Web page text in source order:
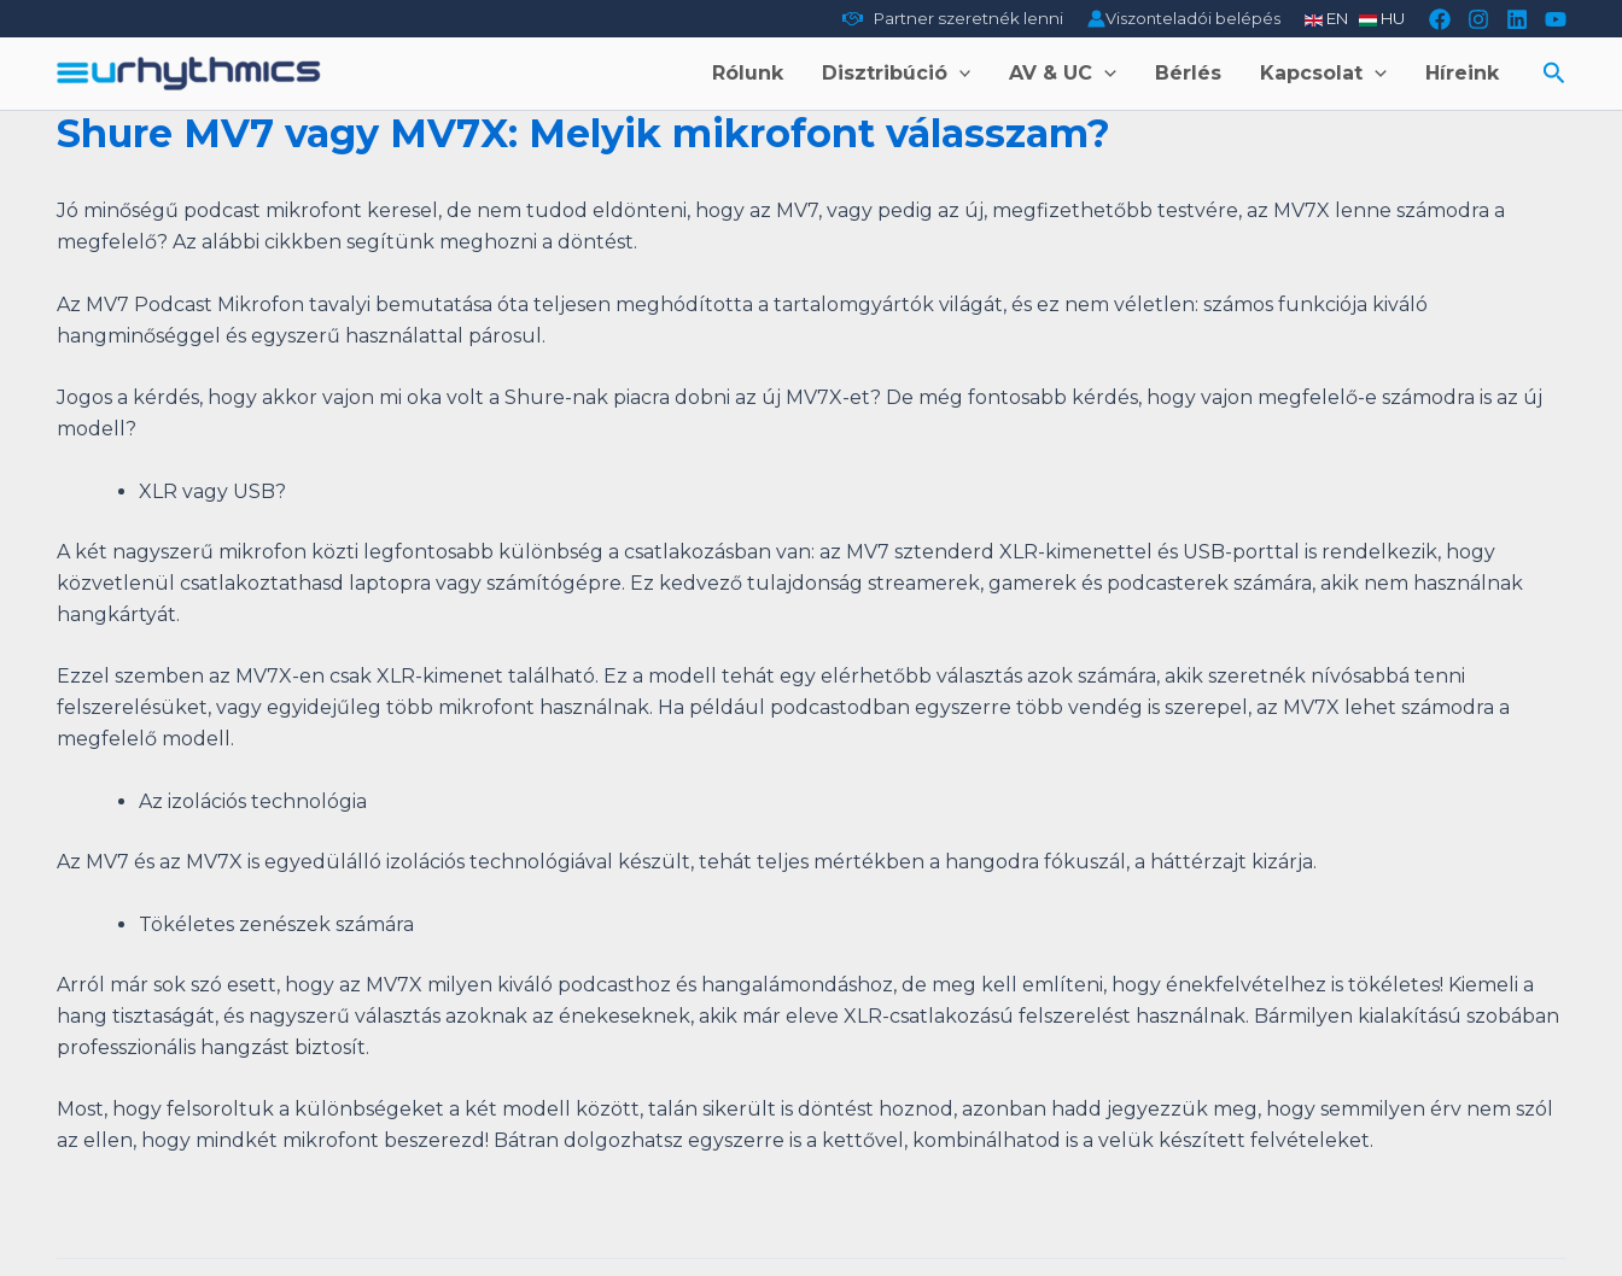
to
content
Partner szeretnék lenni Viszonteladói belépés EN HU
Rólunk Disztribúció AV & UC Bérlés Kapcsolat Híreink Search
Shure MV7 vagy MV7X: Melyik mikrofont válasszam?
Jó minőségű podcast mikrofont keresel, de nem tudod eldönteni, hogy az MV7, vagy pedig az új, megfizethetőbb testvére, az MV7X lenne számodra a
megfelelő? Az alábbi cikkben segítünk meghozni a döntést.
Az MV7 Podcast Mikrofon tavalyi bemutatása óta teljesen meghódította a tartalomgyártók világát, és ez nem véletlen: számos funkciója kiváló
hangminőséggel és egyszerű használattal párosul.
Jogos a kérdés, hogy akkor vajon mi oka volt a Shure-nak piacra dobni az új MV7X-et? De még fontosabb kérdés, hogy vajon megfelelő-e számodra is az új
modell?
XLR vagy USB?
A két nagyszerű mikrofon közti legfontosabb különbség a csatlakozásban van: az MV7 sztenderd XLR-kimenettel és USB-porttal is rendelkezik, hogy
közvetlenül csatlakoztathasd laptopra vagy számítógépre. Ez kedvező tulajdonság streamerek, gamerek és podcasterek számára, akik nem használnak
hangkártyát.
Ezzel szemben az MV7X-en csak XLR-kimenet található. Ez a modell tehát egy elérhetőbb választás azok számára, akik szeretnék nívósabbá tenni
felszerelésüket, vagy egyidejűleg több mikrofont használnak. Ha például podcastodban egyszerre több vendég is szerepel, az MV7X lehet számodra a
megfelelő modell.
Az izolációs technológia
Az MV7 és az MV7X is egyedülálló izolációs technológiával készült, tehát teljes mértékben a hangodra fókuszál, a háttérzajt kizárja.
Tökéletes zenészek számára
Arról már sok szó esett, hogy az MV7X milyen kiváló podcasthoz és hangalámondáshoz, de meg kell említeni, hogy énekfelvételhez is tökéletes! Kiemeli a
hang tisztaságát, és nagyszerű választás azoknak az énekeseknek, akik már eleve XLR-csatlakozású felszerelést használnak. Bármilyen kialakítású szobában
professzionális hangzást biztosít.
Most, hogy felsoroltuk a különbségeket a két modell között, talán sikerült is döntést hoznod, azonban hadd jegyezzük meg, hogy semmilyen érv nem szól
az ellen, hogy mindkét mikrofont beszerezd! Bátran dolgozhatsz egyszerre is a kettővel, kombinálhatod is a velük készített felvételeket.